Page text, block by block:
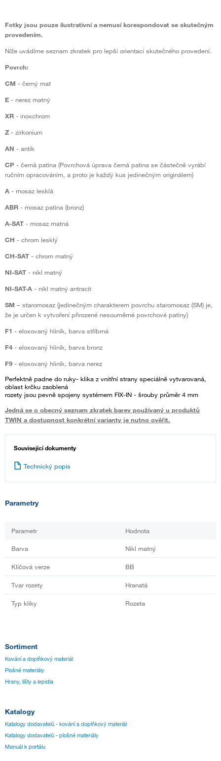
Fotky jsou pouze ilustrativní a nemusí korespondovat se skutečným
provedením.
Níže uvádíme seznam zkratek pro lepší orientaci skutečného provedení.
Povrch:
CM - černý mat
E - nerez matný
XR - inoxchrom
Z - zirkonium
AN - antik
CP - černá patina (Povrchová úprava černá patina se částečně vyrábí
ručním opracováním, a proto je každý kus jedinečným originálem)
A - mosaz lesklá
ABR - mosaz patina (bronz)
A-SAT - mosaz matná
CH - chrom lesklý
CH-SAT - chrom matný
NI-SAT - nikl matný
NI-SAT-A - nikl matný antracit
SM – staromosaz (jedinečným charakterem povrchu staromosaz (SM) je,
že je určen k vytvoření přirozené nesouměrné povrchové patiny)
F1 - eloxovaný hliník, barva stříbrná
F4 - eloxovaný hliník, barva bronz
F9 - eloxovaný hliník, barva nerez
Perfektně padne do ruky- klika z vnitřní strany speciálně vytvarovaná,
oblast krčku zaoblená
rozety jsou pevně spojeny systémem FIX-IN - šrouby průměr 4 mm
Jedná se o obecný seznam zkratek barev používaný u produktů
TWIN a dostupnost konkrétní varianty je nutno ověřit.
Související dokumenty
Technický popis
Parametry
Parametr Hodnota
Barva Nikl matný
Klíčová verze BB
Tvar rozety Hranatá
Typ kliky Rozeta
Sortiment
Kování a doplňkový materiál
Plošné materiály
Hrany, lišty a lepidla
Katalogy
Katalogy dodavatelů - kování a doplňkový materiál
Katalogy dodavatelů - plošné materiály
Manuál k portálu